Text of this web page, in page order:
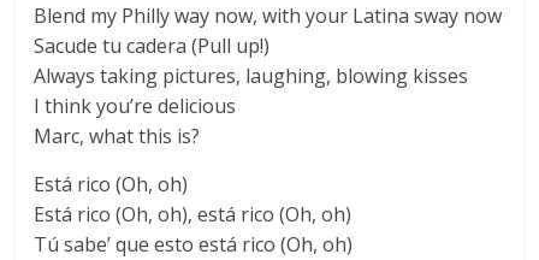
Blend my Philly way now, with your Latina sway now
Sacude tu cadera (Pull up!)
Always taking pictures, laughing, blowing kisses
I think you’re delicious
Marc, what this is?
Está rico (Oh, oh)
Está rico (Oh, oh), está rico (Oh, oh)
Tú sabe’ que esto está rico (Oh, oh)